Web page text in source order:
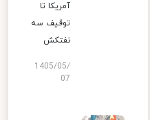
آمریکا تا
توقیف سه
نفتکش
1405/05/
07